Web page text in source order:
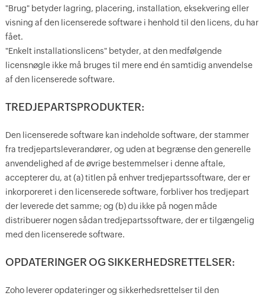
"Brug" betyder lagring, placering, installation, eksekvering eller
visning af den licenserede software i henhold til den licens, du har
fået.
"Enkelt installationslicens" betyder, at den medfølgende
licensnøgle ikke må bruges til mere end én samtidig anvendelse
af den licenserede software.
TREDJEPARTSPRODUKTER:
Den licenserede software kan indeholde software, der stammer
fra tredjepartsleverandører, og uden at begrænse den generelle
anvendelighed af de øvrige bestemmelser i denne aftale,
accepterer du, at (a) titlen på enhver tredjepartssoftware, der er
inkorporeret i den licenserede software, forbliver hos tredjepart
der leverede det samme; og (b) du ikke på nogen måde
distribuerer nogen sådan tredjepartssoftware, der er tilgængelig
med den licenserede software.
OPDATERINGER OG SIKKERHEDSRETTELSER:
Zoho leverer opdateringer og sikkerhedsrettelser til den